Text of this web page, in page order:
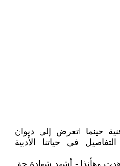
حينما اتعرض إلى ديوان
فى حياتنا الأدبية
وهأنذا - أشهد شهادة حق